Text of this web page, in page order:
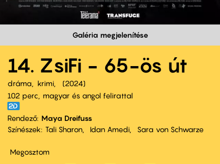
Galéria megjelenítése
14. ZsiFi - 65-ös út
dráma krimi
2024
102 perc,
magyar és angol felirattal
Rendező Maya Dreifuss
Színészek
Tali Sharon Idan Amedi Sara von Schwarze
Megosztom